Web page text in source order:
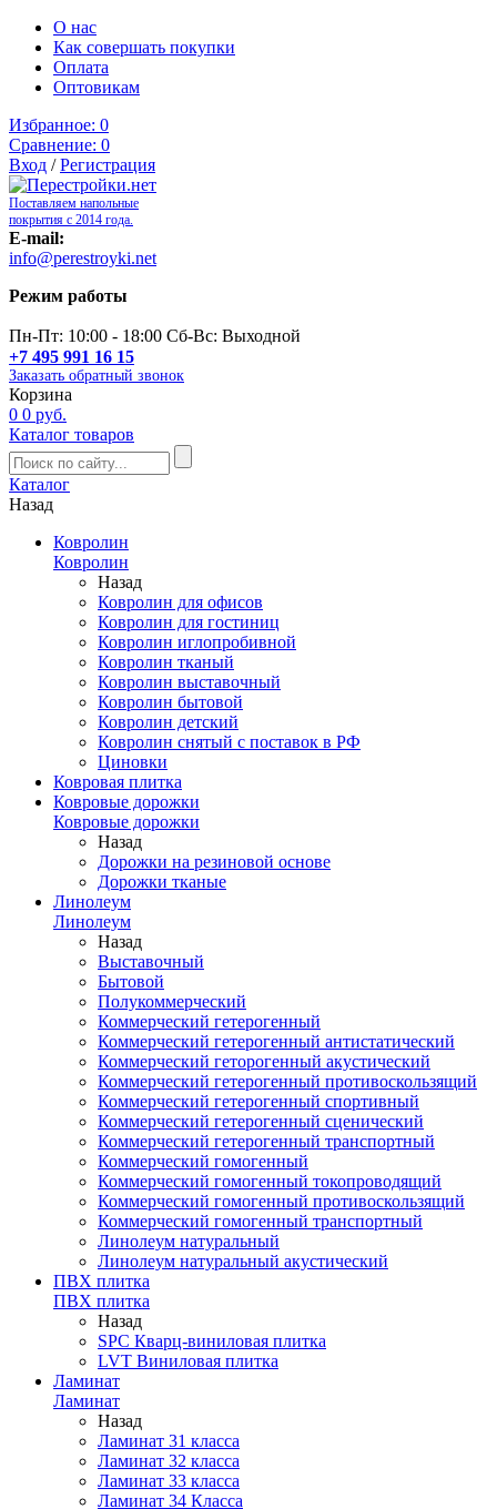
О нас
Как совершать покупки
Оплата
Оптовикам
Избранное: 0
Сравнение: 0
Вход /Регистрация
Поставляем напольные
покрытия с 2014 года.
E-mail:
info@perestroyki.net
Режим работы
Пн-Пт: 10:00 - 18:00 Сб-Вс: Выходной
+7 495 991 16 15
Заказать обратный звонок
Корзина
0 0 руб.
Каталог товаров
Каталог
Назад
Ковролин
Ковролин
Назад
Ковролин для офисов
Ковролин для гостиниц
Ковролин иглопробивной
Ковролин тканый
Ковролин выставочный
Ковролин бытовой
Ковролин детский
Ковролин снятый с поставок в РФ
Циновки
Ковровая плитка
Ковровые дорожки
Ковровые дорожки
Назад
Дорожки на резиновой основе
Дорожки тканые
Линолеум
Линолеум
Назад
Выставочный
Бытовой
Полукоммерческий
Коммерческий гетерогенный
Коммерческий гетерогенный антистатический
Коммерческий геторогенный акустический
Коммерческий гетерогенный противоскользящий
Коммерческий гетерогенный спортивный
Коммерческий гетерогенный сценический
Коммерческий гетерогенный транспортный
Коммерческий гомогенный
Коммерческий гомогенный токопроводящий
Коммерческий гомогенный противоскользящий
Коммерческий гомогенный транспортный
Линолеум натуральный
Линолеум натуральный акустический
ПВХ плитка
ПВХ плитка
Назад
SPC Кварц-виниловая плитка
LVT Виниловая плитка
Ламинат
Ламинат
Назад
Ламинат 31 класса
Ламинат 32 класса
Ламинат 33 класса
Ламинат 34 Класса